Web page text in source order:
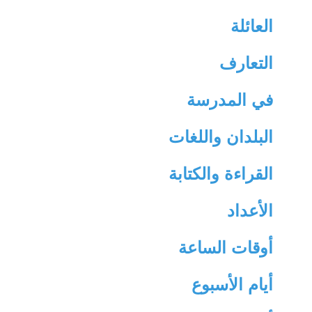
‫العائلة‬
‫التعارف‬
‫في المدرسة‬
‫البلدان واللغات‬
‫القراءة والكتابة‬
‫الأعداد‬
‫أوقات الساعة‬
‫أيام الأسبوع‬